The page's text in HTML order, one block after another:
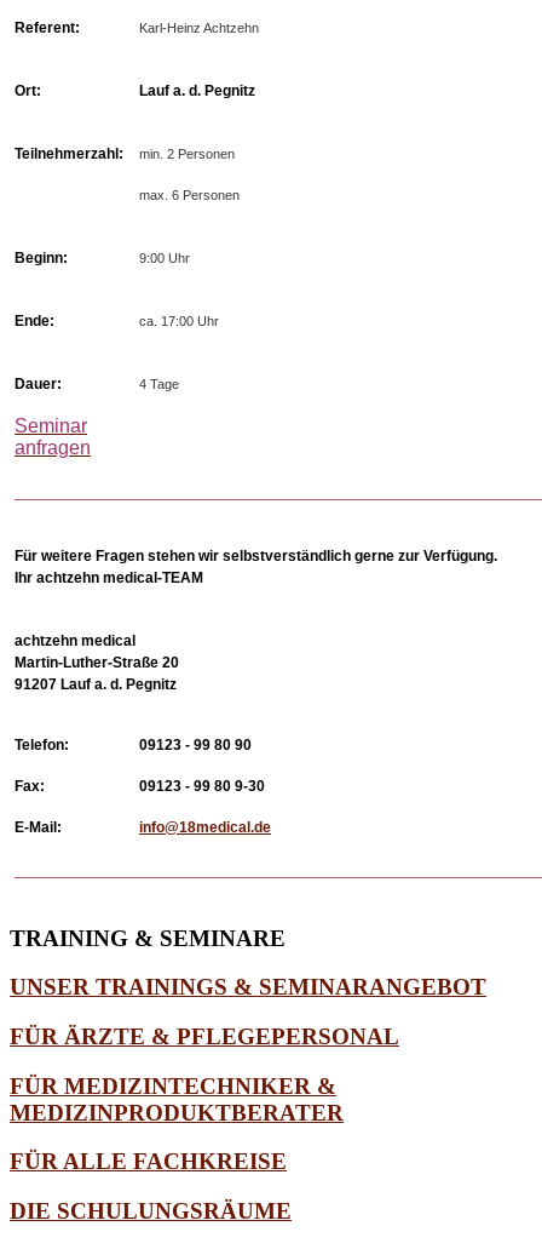
Referent: Karl-Heinz Achtzehn
Ort: Lauf a. d. Pegnitz
Teilnehmerzahl: min. 2 Personen
max. 6 Personen
Beginn: 9:00 Uhr
Ende: ca. 17:00 Uhr
Dauer: 4 Tage
Seminar
anfragen
Für weitere Fragen stehen wir selbstverständlich gerne zur Verfügung.
Ihr achtzehn medical-TEAM
achtzehn medical
Martin-Luther-Straße 20
91207 Lauf a. d. Pegnitz
Telefon: 09123 - 99 80 90
Fax: 09123 - 99 80 9-30
E-Mail: info@18medical.de
TRAINING & SEMINARE
UNSER TRAININGS & SEMINARANGEBOT
FÜR ÄRZTE & PFLEGEPERSONAL
FÜR MEDIZINTECHNIKER &
MEDIZINPRODUKTBERATER
FÜR ALLE FACHKREISE
DIE SCHULUNGSRÄUME